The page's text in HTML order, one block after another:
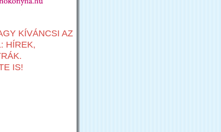
KÍVÁNCSI AZ
HÍREK,
IS!